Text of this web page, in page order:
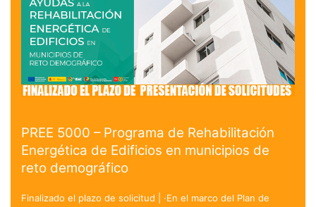
PREE 5000 – Programa de Rehabilitación
Energética de Edificios en municipios de
reto demográfico
Finalizado el plazo de solicitud | ·En el marco del Plan de